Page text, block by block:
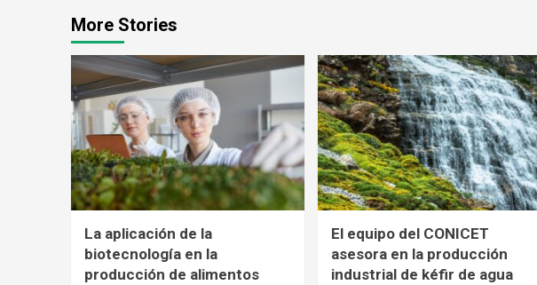
More Stories
La aplicación de la
biotecnología en la
producción de alimentos
El equipo del CONICET
asesora en la producción
industrial de kéfir de agua